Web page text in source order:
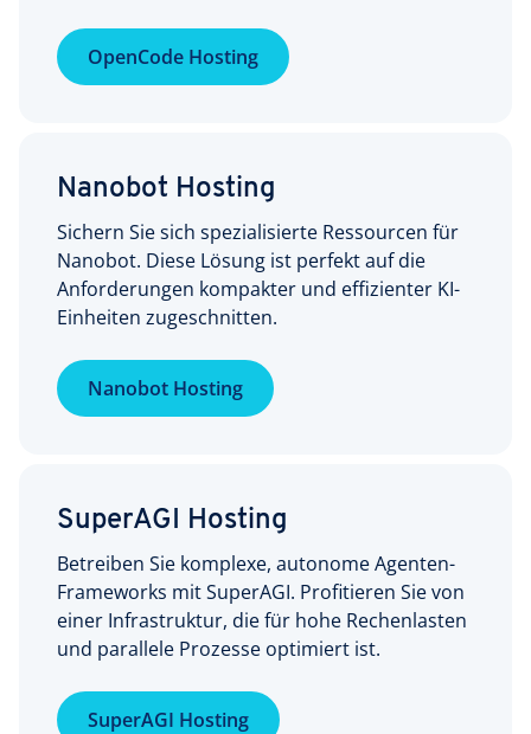
OpenCode Hosting
Nanobot Hosting
Sichern Sie sich spezialisierte Ressourcen für
Nanobot. Diese Lösung ist perfekt auf die
Anforderungen kompakter und effizienter KI-
Einheiten zugeschnitten.
Nanobot Hosting
SuperAGI Hosting
Betreiben Sie komplexe, autonome Agenten-
Frameworks mit SuperAGI. Profitieren Sie von
einer Infrastruktur, die für hohe Rechenlasten
und parallele Prozesse optimiert ist.
SuperAGI Hosting